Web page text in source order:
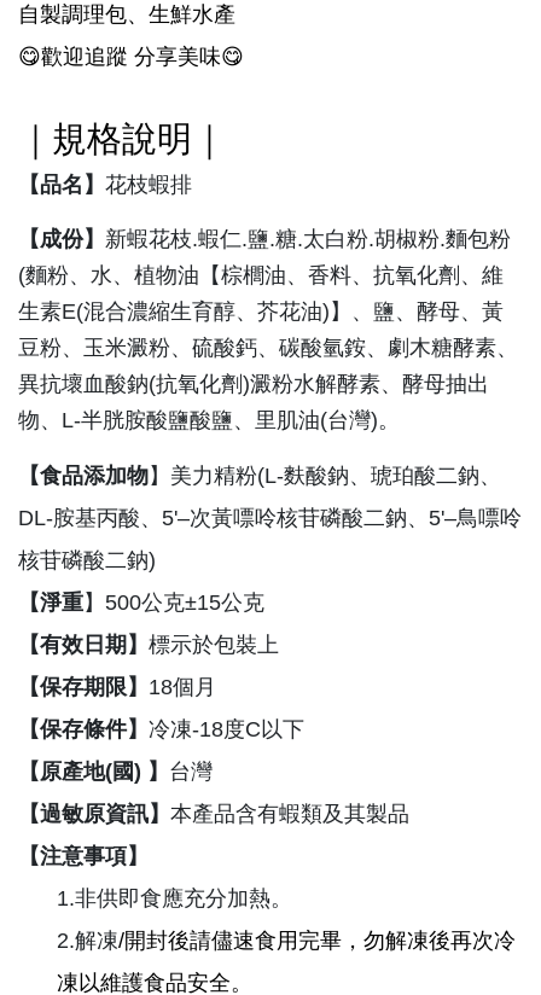
自製調理包、生鮮水產
😋歡迎追蹤 分享美味😋
｜規格說明｜
【品名】 花枝蝦排
【成份】 新蝦花枝.蝦仁.鹽.糖.太白粉.胡椒粉.麵包粉
(麵粉、水、植物油【棕櫚油、香料、抗氧化劑、維
生素E(混合濃縮生育醇、芥花油)】、鹽、酵母、黃
豆粉、玉米澱粉、硫酸鈣、碳酸氫銨、劇木糖酵素、
異抗壞血酸鈉(抗氧化劑)澱粉水解酵素、酵母抽出
物、L-半胱胺酸鹽酸鹽、里肌油(台灣)。
【食品添加物】美力精粉(L-麩酸鈉、琥珀酸二鈉、
DL-胺基丙酸、5'–次黃嘌呤核苷磷酸二鈉、5'–鳥嘌呤
核苷磷酸二鈉)
【淨重】500公克±15公克
【有效日期】 標示於包裝上
【保存期限】 18個月
【保存條件】 冷凍-18度C以下
【原產地(國) 】 台灣
【過敏原資訊】 本產品含有蝦類及其製品
【注意事項】
1.非供即食應充分加熱。
2.解凍/開封後請儘速食用完畢，勿解凍後再次冷
凍以維護食品安全。